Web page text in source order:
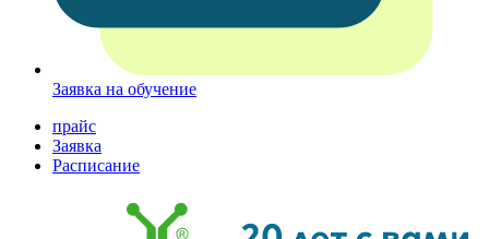
Заявка на обучение
прайс
Заявка
Расписание